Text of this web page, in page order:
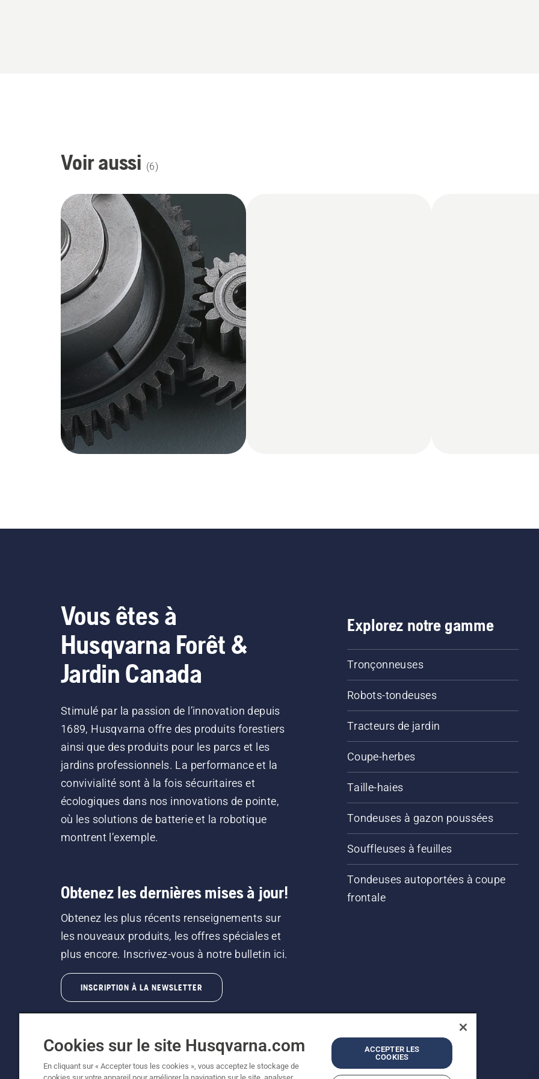
Voir aussi (6)
Vous êtes à
Husqvarna Forêt &
Jardin Canada
Stimulé par la passion de l’innovation depuis
1689, Husqvarna offre des produits forestiers
ainsi que des produits pour les parcs et les
jardins professionnels. La performance et la
convivialité sont à la fois sécuritaires et
écologiques dans nos innovations de pointe,
où les solutions de batterie et la robotique
montrent l’exemple.
Obtenez les dernières mises à jour!
Obtenez les plus récents renseignements sur
les nouveaux produits, les offres spéciales et
plus encore. Inscrivez-vous à notre bulletin ici.
INSCRIPTION À LA NEWSLETTER
Explorez notre gamme
Tronçonneuses
Robots-tondeuses
Tracteurs de jardin
Coupe-herbes
Taille-haies
Tondeuses à gazon poussées
Souffleuses à feuilles
Tondeuses autoportées à coupe
frontale
Cookies sur le site Husqvarna.com
En cliquant sur « Accepter tous les cookies », vous acceptez le stockage de
ACCEPTER LES
COOKIES